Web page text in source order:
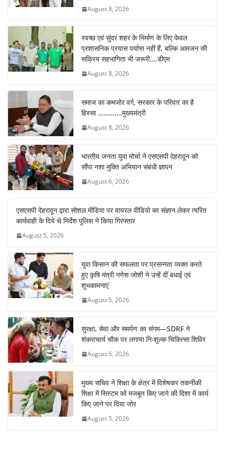
August 8, 2026
स्वच्छ एवं सुंदर शहर के निर्माण के लिए केवल
प्रशासनिक प्रयास पर्याप्त नहीं हैं, बल्कि आमजन की
सक्रिय सहभागिता भी जरूरी….डीएम
August 8, 2026
समाज का कमजोर वर्ग, सरकार के परिवार का है
हिस्सा ………….मुख्यमंत्री
August 8, 2026
भारतीय जनता युवा मोर्चा ने एसएसपी देहरादून को
सौंपा नशा मुक्ति अभियान संबंधी ज्ञापन
August 6, 2026
एसएसपी देहरादून द्वारा सोशल मीडिया पर वायरल वीडियो का संज्ञान लेकर त्वरित
कार्यवाही के दिये थे निर्देश पुलिस ने किया गिरफ्तार
August 5, 2026
युवा किसान की सफलता पर प्रसन्नता व्यक्त करते
हुए कृषि मंत्री गणेश जोशी ने उन्हें दीं बधाई एवं
शुभकामनाएं
August 5, 2026
सुरक्षा, सेवा और समर्पण का संगम—SDRF ने
शंकराचार्य चौक पर लगाया निःशुल्क चिकित्सा शिविर
August 5, 2026
मुख्य सचिव ने शिक्षा के क्षेत्र में विशेषकर तकनीकी
शिक्षा में सिस्टम को मजबूत किए जाने की दिशा में कार्य
किए जाने पर दिया जोर
August 5, 2026